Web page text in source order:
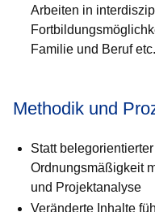
Arbeiten in
Familie und Beruf
Methodik und
Statt
Ordnungsmäßigkeit
und Projektanalyse
Veränderte Inhalte